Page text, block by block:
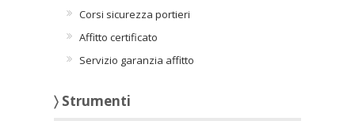
Corsi sicurezza portieri
Affitto certificato
Servizio garanzia affitto
〉 Strumenti